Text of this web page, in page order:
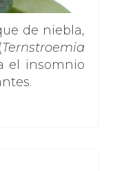
de niebla,
Ternstroemia
el insomnio